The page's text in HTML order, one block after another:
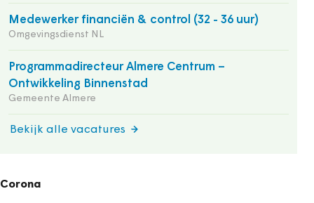
Medewerker financiën & control (32 - 36 uur)
Omgevingsdienst NL
Programmadirecteur Almere Centrum –
Ontwikkeling Binnenstad
Gemeente Almere
Bekijk alle vacatures
Corona